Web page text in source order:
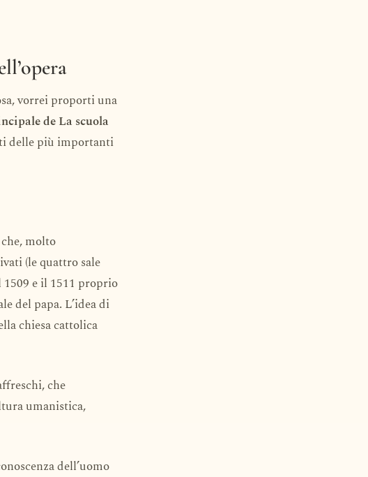
vorrei proporti una
de La scuola
delle più importanti
molto
(le quattro sale
e il 1511 proprio
del papa. L’idea di
chiesa cattolica
che
umanistica,
dell’uomo